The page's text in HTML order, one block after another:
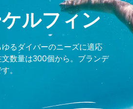
ルフィン
るダイバーのニーズに適応
数量は300個から。ブランデ
。